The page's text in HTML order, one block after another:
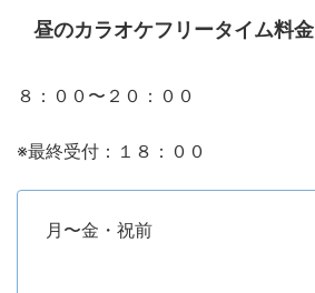
昼のカラオケフリータイム料金
８：００〜２０：００
※最終受付：１８：００
月〜金・祝前